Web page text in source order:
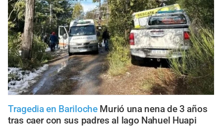
Tragedia en Bariloche Murió una nena de 3 años
tras caer con sus padres al lago Nahuel Huapi